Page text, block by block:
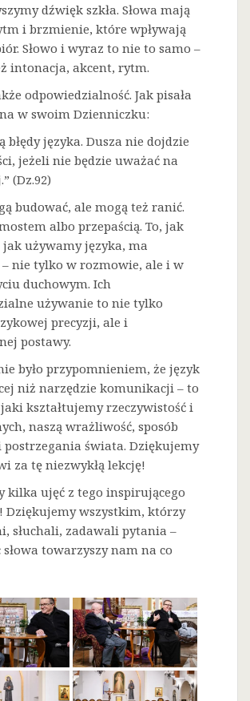
dźwięk szkła. Słowa mają
i brzmienie, które wpływają
Słowo i wyraz to nie to samo –
intonacja, akcent, rytm.
odpowiedzialność. Jak pisała
w swoim Dzienniczku:
błędy języka. Dusza nie dojdzie
jeżeli nie będzie uważać na
(Dz.92)
budować, ale mogą też ranić.
albo przepaścią. To, jak
używamy języka, ma
– nie tylko w rozmowie, ale i w
duchowym. Ich
używanie to nie tylko
precyzji, ale i
postawy.
było przypomnieniem, że język
niż narzędzie komunikacji – to
kształtujemy rzeczywistość i
naszą wrażliwość, sposób
postrzegania świata. Dziękujemy
za tę niezwykłą lekcję!
kilka ujęć z tego inspirującego
Dziękujemy wszystkim, którzy
słuchali, zadawali pytania –
towarzyszy nam na co